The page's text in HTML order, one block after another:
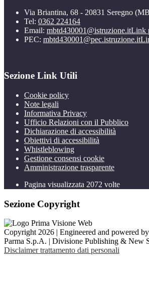
Via Briantina, 68 - 20831 Seregno
Tel: 0362 224164
Email: mbtd430001@istruzione.itLink
PEC: mbtd430001@pec.istruzione.it
Sezione Link Utili
Cookie policy
Note legali
Informativa Privacy
Ufficio Relazioni con il Pubblico
Dichiarazione di accessibilità
Obiettivi di accessibilità
Whistleblowing
Gestione consensi cookie
Amministrazione trasparente
Pagina visualizzata 2072 volte
Sezione Copyright
Copyright 2026 | Engineered and powered
Parma S.p.A. | Divisione Publishing & New
Disclaimer trattamento dati personali